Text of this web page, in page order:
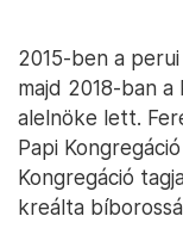
2015-ben a
majd 2018-ban a
alelnöke lett.
Papi
Kongregáció
kreálta